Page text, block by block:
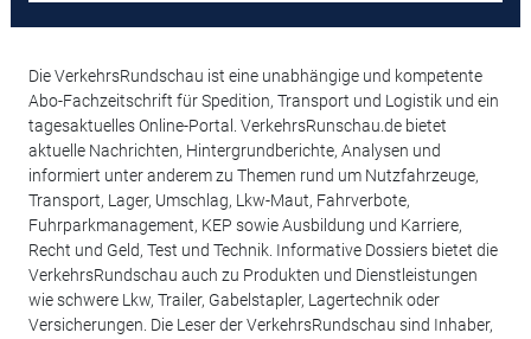
Die VerkehrsRundschau ist eine unabhängige und kompetente
Abo-Fachzeitschrift für Spedition, Transport und Logistik und ein
tagesaktuelles Online-Portal. VerkehrsRunschau.de bietet
aktuelle Nachrichten, Hintergrundberichte, Analysen und
informiert unter anderem zu Themen rund um Nutzfahrzeuge,
Transport, Lager, Umschlag, Lkw-Maut, Fahrverbote,
Fuhrparkmanagement, KEP sowie Ausbildung und Karriere,
Recht und Geld, Test und Technik. Informative Dossiers bietet die
VerkehrsRundschau auch zu Produkten und Dienstleistungen
wie schwere Lkw, Trailer, Gabelstapler, Lagertechnik oder
Versicherungen. Die Leser der VerkehrsRundschau sind Inhaber,